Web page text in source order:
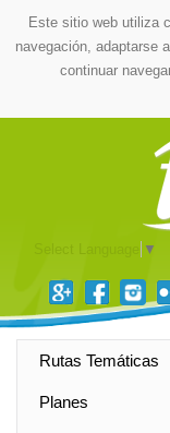
Este sitio web utiliza
navegación, adaptarse
continuar
▼
Rutas Temáticas
Planes